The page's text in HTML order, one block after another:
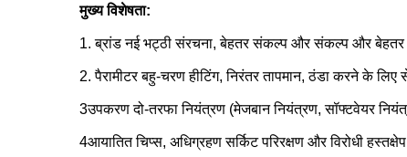
मुख्य विशेषता:
1. ब्रांड नई भट्ठी संरचना, बेहतर संकल्प और संकल्प और बेहतर
2. पैरामीटर बहु-चरण हीटिंग, निरंतर तापमान, ठंडा करने के
3उपकरण दो-तरफा नियंत्रण (मेजबान नियंत्रण, सॉफ्टवेयर
4आयातित चिप्स, अधिग्रहण सर्किट परिरक्षण और विरोधी